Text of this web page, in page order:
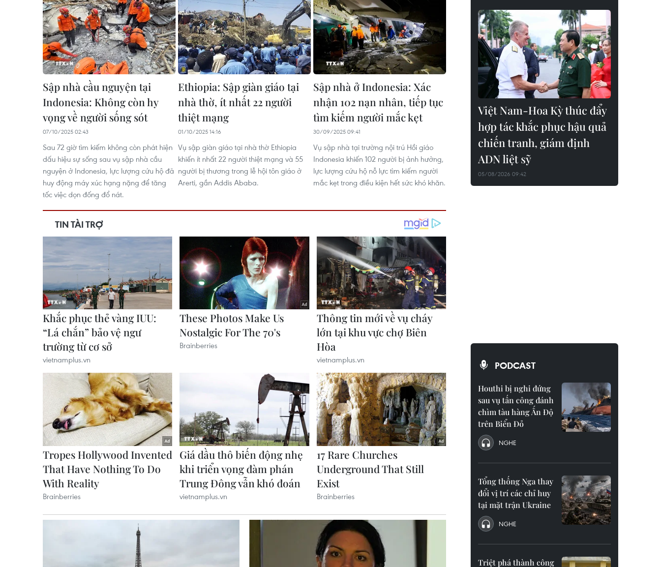
Sập nhà cầu nguyện tại
Indonesia: Không còn hy
vọng về người sống sót
07/10/2025 02:43
Sau 72 giờ tìm kiếm không còn phát hiện
dấu hiệu sự sống sau vụ sập nhà cầu
nguyện ở Indonesia, lực lượng cứu hộ đã
huy động máy xúc hạng nặng để tăng
tốc việc dọn đống đổ nát.
Ethiopia: Sập giàn giáo tại
nhà thờ, ít nhất 22 người
thiệt mạng
01/10/2025 14:16
Vụ sập giàn giáo tại nhà thờ Ethiopia
khiến ít nhất 22 người thiệt mạng và 55
người bị thương trong lễ hội tôn giáo ở
Arerti, gần Addis Ababa.
Sập nhà ở Indonesia: Xác
nhận 102 nạn nhân, tiếp tục
tìm kiếm người mắc kẹt
30/09/2025 09:41
Vụ sập nhà tại trường nội trú Hồi giáo
Indonesia khiến 102 người bị ảnh hưởng,
lực lượng cứu hộ nỗ lực tìm kiếm người
mắc kẹt trong điều kiện hết sức khó khăn.
Việt Nam-Hoa Kỳ thúc đẩy
hợp tác khắc phục hậu quả
chiến tranh, giám định
ADN liệt sỹ
05/08/2026 09:42
PODCAST
Houthi bị nghi đứng
sau vụ tấn công đánh
chìm tàu hàng Ấn Độ
trên Biển Đỏ
NGHE
Tổng thống Nga thay
đổi vị trí các chỉ huy
tại mặt trận Ukraine
NGHE
Triệt phá thành công